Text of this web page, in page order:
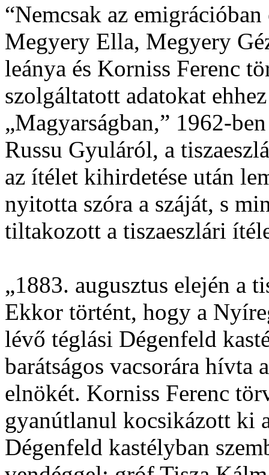
“Nemcsak az
Megyery Ella, Megyery
leánya és Korniss Ferenc
szolgáltatott adatokat
„Magyarságban,” 1962-
Russu Gyuláról, a
az ítélet kihirdetése után
nyitotta szóra a száját, s
tiltakozott a tiszaeszlári
„1883. augusztus elején a
Ekkor történt, hogy a
lévő téglási Dégenfeld
barátságos vacsorára hívta
elnökét. Korniss Ferenc
gyanútlanul kocsikázott ki
Dégenfeld kastélyban